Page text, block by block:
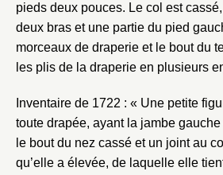
pieds deux pouces. Le col est
deux bras et une partie du pied
morceaux de draperie et le bout du
les plis de la draperie en plusieurs
Inventaire de 1722 : « Une petite
toute drapée, ayant la jambe
le bout du nez cassé et un joint au
qu’elle a élevée, de laquelle elle